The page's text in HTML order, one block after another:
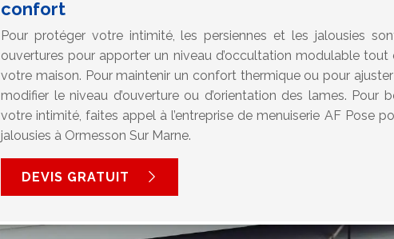
confort
Pour protéger votre intimité, les persiennes et les jalousies
ouvertures pour apporter un niveau d’occultation modulable
votre maison. Pour maintenir un confort thermique ou pour
modifier le niveau d’ouverture ou d’orientation des lames.
votre intimité, faites appel à l’entreprise de menuiserie AF Pose
jalousies à Ormesson Sur Marne.
DEVIS GRATUIT